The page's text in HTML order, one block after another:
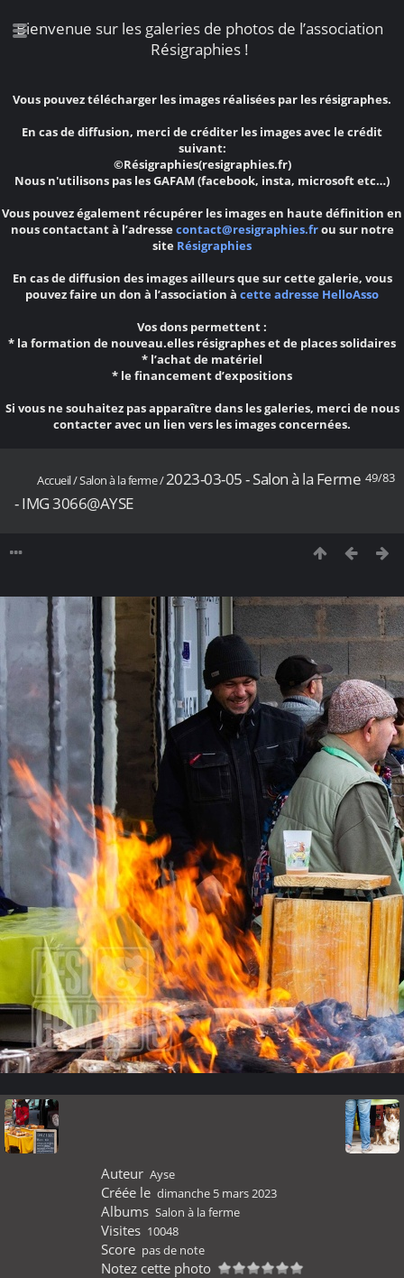
Bienvenue sur les galeries de photos de l’association
Résigraphies !
Vous pouvez télécharger les images réalisées par les résigraphes.
En cas de diffusion, merci de créditer les images avec le crédit
suivant:
©Résigraphies(resigraphies.fr)
Nous n'utilisons pas les GAFAM (facebook, insta, microsoft etc…)
Vous pouvez également récupérer les images en haute définition en
nous contactant à l’adresse contact@resigraphies.frou sur notre
site Résigraphies
En cas de diffusion des images ailleurs que sur cette galerie, vous
pouvez faire un don à l’association à cette adresse HelloAsso
Vos dons permettent :
* la formation de nouveau.elles résigraphes et de places solidaires
* l’achat de matériel
* le financement d’expositions
Si vous ne souhaitez pas apparaître dans les galeries, merci de nous
contacter avec un lien vers les images concernées.
49/83
Accueil/Salon à la ferme/2023-03-05 - Salon à la Ferme
- IMG 3066@AYSE
Auteur Ayse
Créée le dimanche 5 mars 2023
Albums Salon à la ferme
Visites 10048
Score pas de note
Notez cette photo